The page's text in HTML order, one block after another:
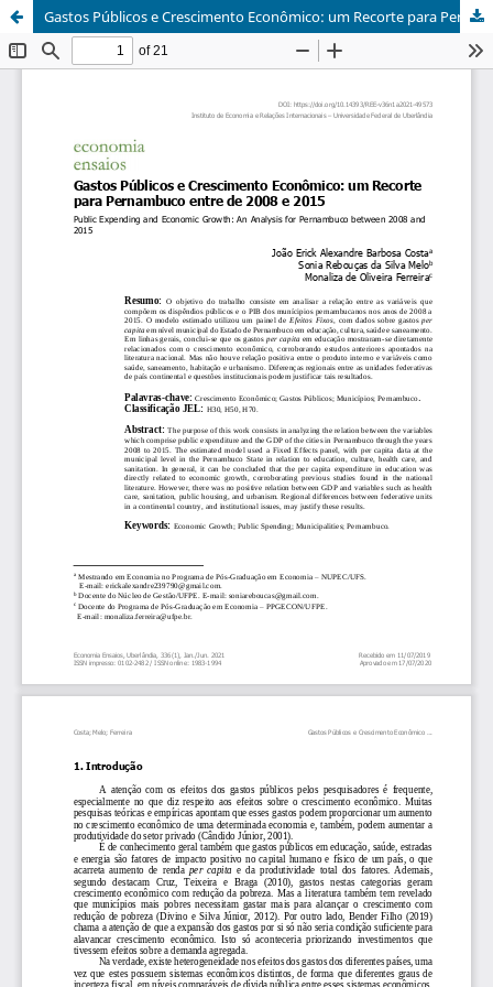
Gastos Públicos e Crescimento Econômico: um Recorte para Pernambuco entre de 2008 e 2015